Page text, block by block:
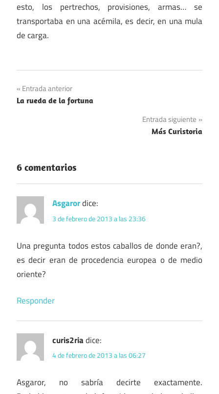
esto, los pertrechos, provisiones, armas… se
transportaba en una acémila, es decir, en una mula
de carga.
Navegación
de
Entrada anterior
La rueda de la fortuna
Entrada siguiente
Más Curistoria
6 comentarios
Asgarordice:
3 de febrero de 2013 a las 23:36
Una pregunta todos estos caballos de donde eran?,
es decir eran de procedencia europea o de medio
oriente?
Responder
curis2riadice:
4 de febrero de 2013 a las 06:27
Asgaror, no sabría decirte exactamente.